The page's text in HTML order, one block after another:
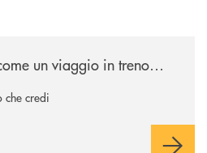
un viaggio in treno…
credi